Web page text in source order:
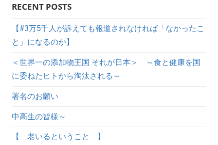
RECENT POSTS
【#3万5千人が訴えても報道されなければ「なかったこ
と」になるのか】
＜世界一の添加物王国 それが日本＞ ～食と健康を国
に委ねたヒトから淘汰される～
署名のお願い
中高生の皆様～
【 老いるということ 】